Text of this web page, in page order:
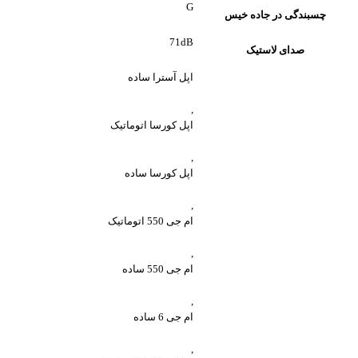
چسبندگی در جاده خیس
G
صدای لاستیک
71dB
اپل آسترا ساده
,
اپل کورسا اتوماتیک
,
اپل کورسا ساده
,
ام جی 550 اتوماتیک
,
ام جی 550 ساده
,
ام جی 6 ساده
,